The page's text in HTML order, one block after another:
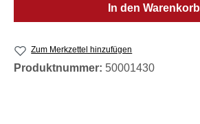
In den Warenkorb
Zum Merkzettel hinzufügen
Produktnummer: 50001430